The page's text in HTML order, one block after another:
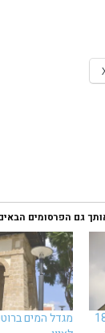
גם הפרסומים
– 1882
מגדל המים